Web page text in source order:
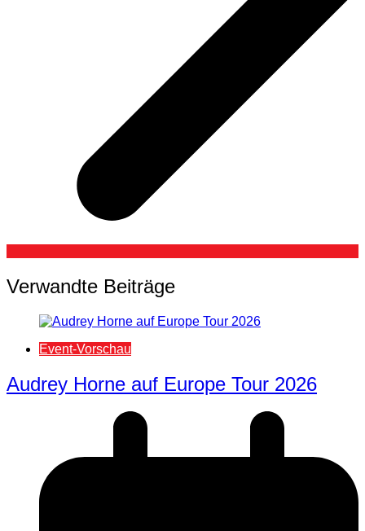
Verwandte Beiträge
Event-Vorschau
Audrey Horne auf Europe Tour 2026